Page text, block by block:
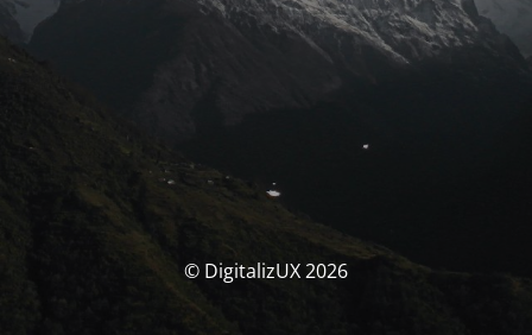
© DigitalizUX 2026